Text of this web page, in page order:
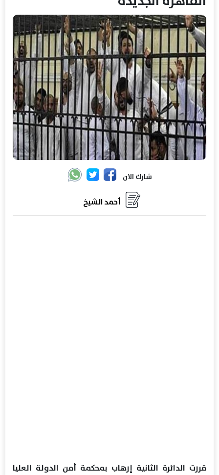
شارك الان
أحمد الشيخ
قررت الدائرة الثانية إرهاب بمحكمة أمن الدولة العليا